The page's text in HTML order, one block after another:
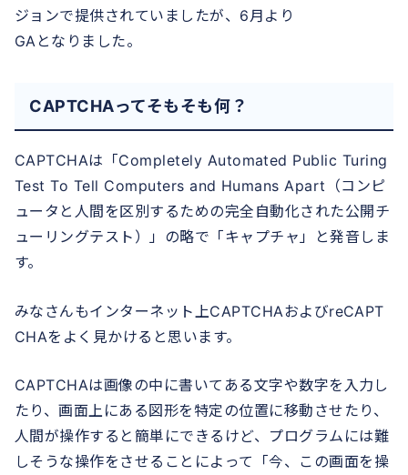
ジョンで提供されていましたが、6月より
GAとなりました。
CAPTCHAってそもそも何？
CAPTCHAは「Completely Automated Public Turing
Test To Tell Computers and Humans Apart（コンピ
ュータと人間を区別するための完全自動化された公開チ
ューリングテスト）」の略で「キャプチャ」と発音しま
す。
みなさんもインターネット上CAPTCHAおよびreCAPT
CHAをよく見かけると思います。
CAPTCHAは画像の中に書いてある文字や数字を入力し
たり、画面上にある図形を特定の位置に移動させたり、
人間が操作すると簡単にできるけど、プログラムには難
しそうな操作をさせることによって「今、この画面を操